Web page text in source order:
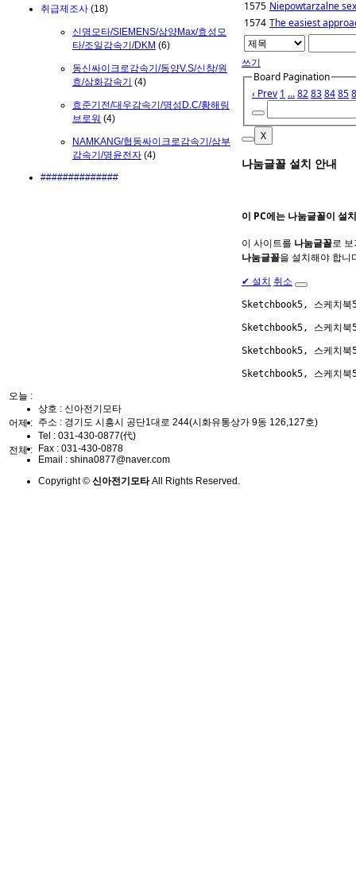
취급제조사 (18)
신명모타/SIEMENS/삼양Max/효성모
타/조일감속기/DKM (6)
동신싸이크로감속기/동양V.S/신창/원
효/삼화감속기 (4)
효준기전/대우감속기/명성D.C/황해링
브로워 (4)
NAMKANG/협동싸이크로감속기/삼부
감속기/명윤전자 (4)
##############
오늘 :
어제 :
전체 :
1575 Niepowtarzalne
1574 The easiest
쓰기
Board Pagination
‹ Prev 1 ...82838485
X
나눔글꼴 설치 안내
이 PC에는 나눔글꼴이 설
이 사이트를 나눔글꼴로
나눔글꼴을 설치해야 합니
✔ 설치 취소
Sketchbook5, 스케치북
Sketchbook5, 스케치북
Sketchbook5, 스케치북
Sketchbook5, 스케치북
상호 : 신아전기모타
주소 : 경기도 시흥시 공단1대로 244(시화유통상가 9동 126,127호)
Tel : 031-430-0877(代)
Fax : 031-430-0878
Email : shina0877@naver.com
Copyright © 신아전기모타All Rights Reserved.